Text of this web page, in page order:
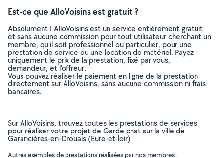
Est-ce que AlloVoisins est gratuit ?
Absolument ! AlloVoisins est un service entièrement gratuit
et sans aucune commission pour tout utilisateur cherchant un
membre, qu’il soit professionnel ou particulier, pour une
prestation de service ou une location de matériel. Payez
uniquement le prix de la prestation, fixé par vous,
demandeur, et l’offreur.
Vous pouvez réaliser le paiement en ligne de la prestation
directement sur AlloVoisins, sans aucune commission ni frais
bancaires.
Sur AlloVoisins, trouvez toutes les prestations de services
pour réaliser votre projet de Garde chat sur la ville de
Garancières-en-Drouais (Eure-et-loir)
Autres exemples de prestations réalisées par nos membres :